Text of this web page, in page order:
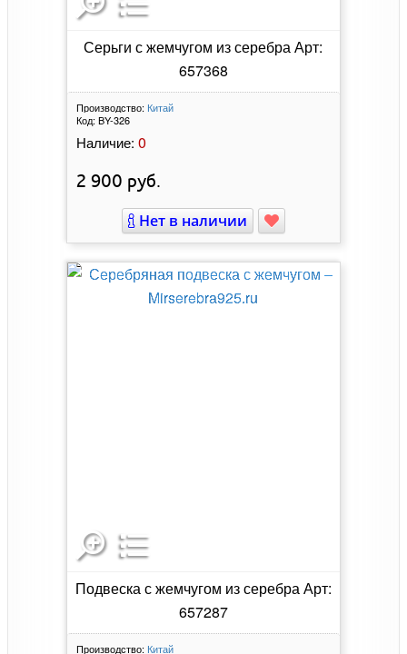
Серьги с жемчугом из серебра Арт:
657368
Производство: Китай
Код: BY-326
Наличие: 0
2 900 руб.
Нет в наличии
Подвеска с жемчугом из серебра Арт:
657287
Производство: Китай